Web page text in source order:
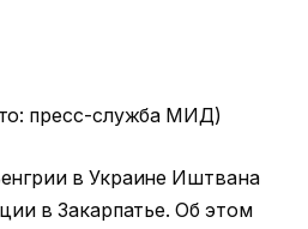
пресс-служба МИД)
в Украине Иштвана
в Закарпатье. Об этом